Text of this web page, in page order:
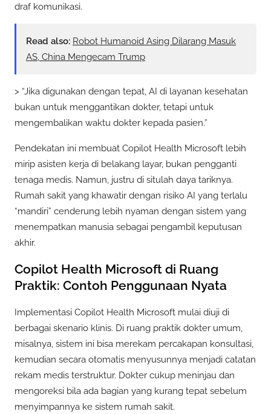
draf komunikasi.
Read also: Robot Humanoid Asing Dilarang Masuk
AS, China Mengecam Trump
> “Jika digunakan dengan tepat, AI di layanan kesehatan
bukan untuk menggantikan dokter, tetapi untuk
mengembalikan waktu dokter kepada pasien.”
Pendekatan ini membuat Copilot Health Microsoft lebih
mirip asisten kerja di belakang layar, bukan pengganti
tenaga medis. Namun, justru di situlah daya tariknya.
Rumah sakit yang khawatir dengan risiko AI yang terlalu
“mandiri” cenderung lebih nyaman dengan sistem yang
menempatkan manusia sebagai pengambil keputusan
akhir.
Copilot Health Microsoft di Ruang
Praktik: Contoh Penggunaan Nyata
Implementasi Copilot Health Microsoft mulai diuji di
berbagai skenario klinis. Di ruang praktik dokter umum,
misalnya, sistem ini bisa merekam percakapan konsultasi,
kemudian secara otomatis menyusunnya menjadi catatan
rekam medis terstruktur. Dokter cukup meninjau dan
mengoreksi bila ada bagian yang kurang tepat sebelum
menyimpannya ke sistem rumah sakit.